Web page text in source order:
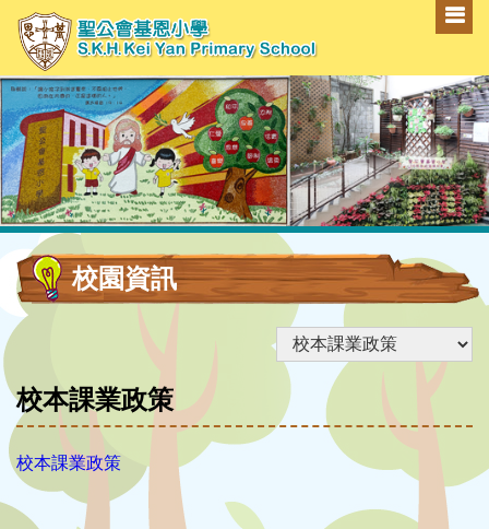
校園資訊
校本課業政策
校本課業政策